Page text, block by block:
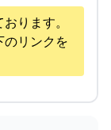
ります。
のリンクを